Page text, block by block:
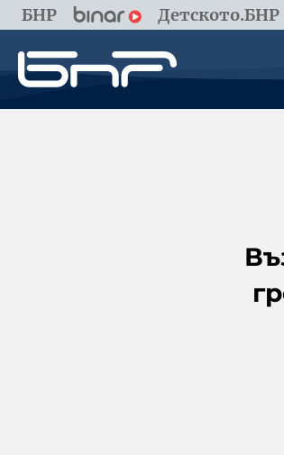
БНР Детското.БНР